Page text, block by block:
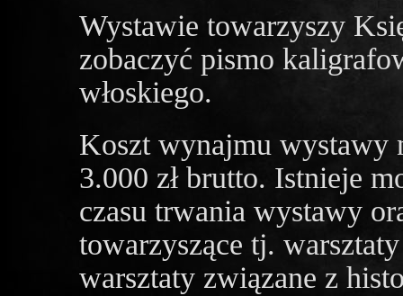
Wystawie towarzyszy
zobaczyć pismo
włoskiego.
Koszt wynajmu wystawy
3.000 zł brutto. Istnieje
czasu trwania wystawy
towarzyszące tj.
warsztaty związane z